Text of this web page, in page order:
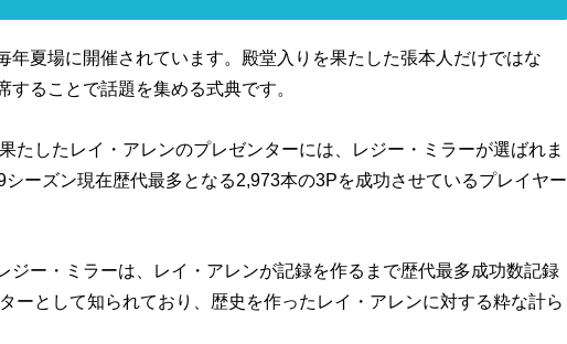
年夏場に開催されています。殿堂入りを果たした張本人だけではな
することで話題を集める式典です。
たしたレイ・アレンのプレゼンターには、レジー・ミラーが選ばれま
ーズン現在歴代最多となる2,973本の3Pを成功させているプレイヤー
ジー・ミラーは、レイ・アレンが記録を作るまで歴代最多成功数記録
ーとして知られており、歴史を作ったレイ・アレンに対する粋な計ら